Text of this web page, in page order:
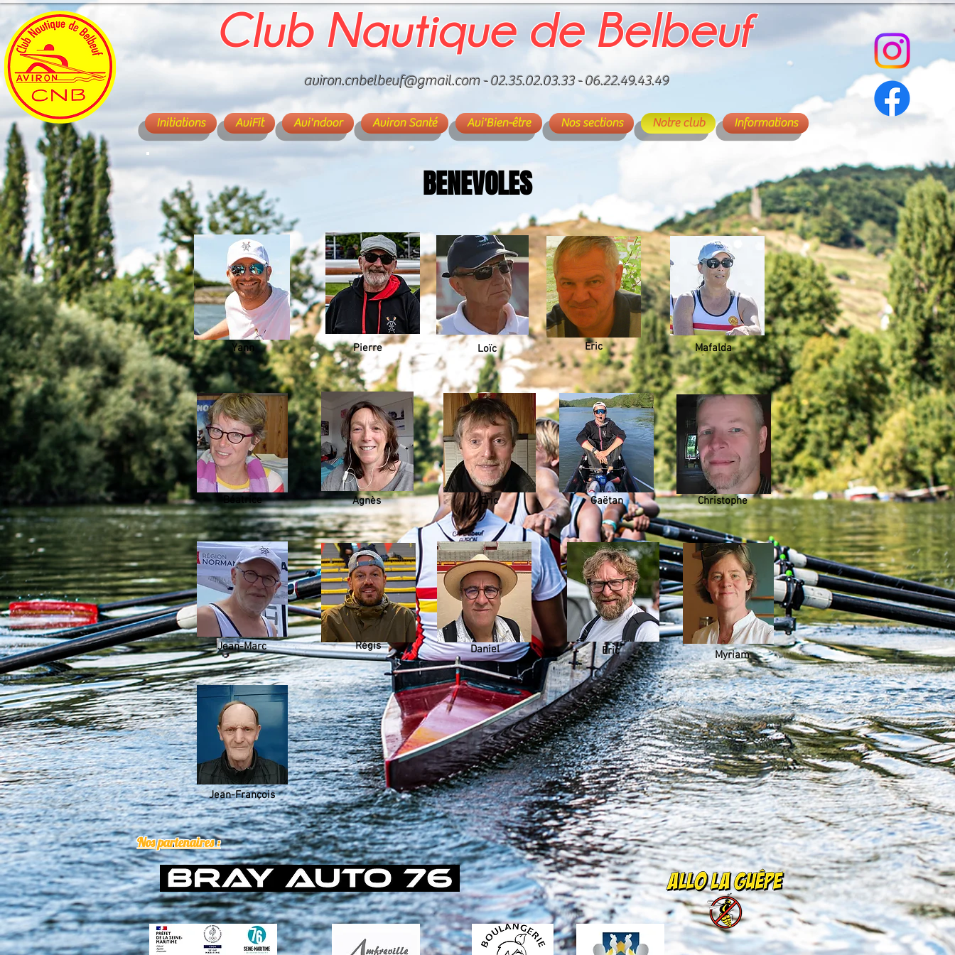
Club Nautique de Belbeuf
aviron.cnbelbeuf@gmail.com- 02.35.02.03.33 - 06.22.49.43.49
Initiations AviFit Avi'ndoor Aviron Santé Avi'Bien-être Nos sections Notre club Informations
BENEVOLES
Yann Eric
Loïc
Pierre Mafalda
Béatrice
Jean-Marc
Agnès Eric Gaëtan Christophe
Daniel Eric Myriam
Jean-François
Régis
Nos partenaires :